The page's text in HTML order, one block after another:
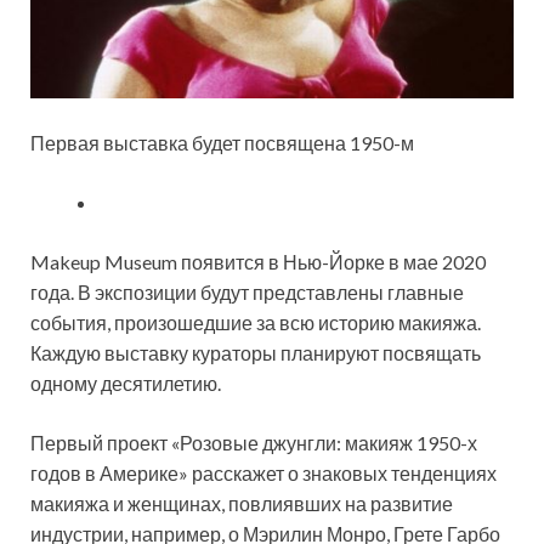
Первая выставка будет посвящена 1950-м
Makeup Museum появится в Нью-Йорке в мае 2020
года. В экспозиции будут представлены главные
события, произошедшие за всю историю макияжа.
Каждую выставку кураторы планируют посвящать
одному десятилетию.
Первый проект «Розовые джунгли: макияж 1950-х
годов в Америке» расскажет о знаковых тенденциях
макияжа и женщинах, повлиявших на развитие
индустрии, например, о Мэрилин Монро, Грете Гарбо